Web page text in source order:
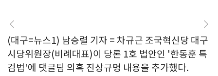
(대구=뉴스1) 남승렬 기자 = 차규근 조국혁신당 대구
시당위원장(비례대표)이 당론 1호 법안인 '한동훈 특
검법'에 댓글팀 의혹 진상규명 내용을 추가했다.